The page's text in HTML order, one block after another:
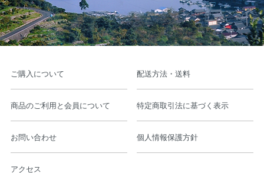
ご購入について 配送方法・送料
商品のご利用と会員について 特定商取引法に基づく表示
お問い合わせ 個人情報保護方針
アクセス